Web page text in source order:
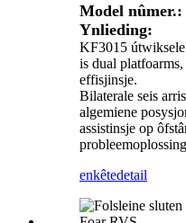
Model nûmer.:
Ynlieding:
KF3015
is dual
effisjinsje.
Bilaterale seis
algemiene
assistinsje op
enkêtedetail